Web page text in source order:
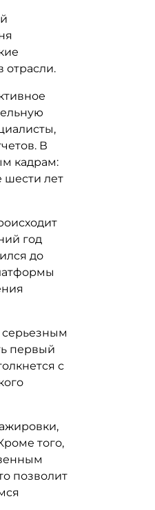
отрасли.
В
кадрам:
шести лет
год
до
серьезным
первый
с
того,
позволит